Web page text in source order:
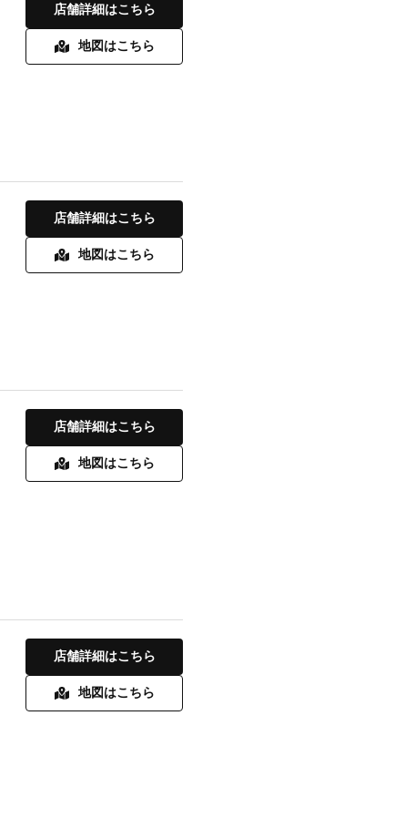
店舗詳細はこちら
地図はこちら
店舗詳細はこちら
地図はこちら
店舗詳細はこちら
地図はこちら
店舗詳細はこちら
地図はこちら